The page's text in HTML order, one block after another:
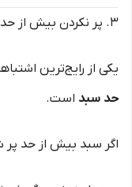
۳. پر نکردن بیش از حد سبد
یکی از رایج‌ترین
حد سبد است.
اگر سبد بیش از حد پر